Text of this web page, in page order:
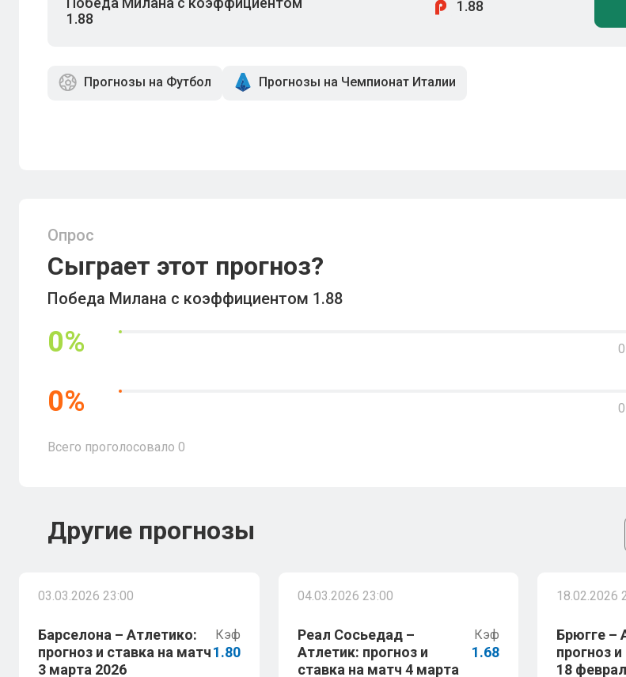
1.88
1.88
Прогнозы на Футбол Прогнозы на Чемпионат Италии
Опрос
Сыграет этот прогноз?
Победа Милана с коэффициентом 1.88
0% 0
0% 0
Всего проголосовало 0
Другие прогнозы
03.03.2026 23:00
Барселона – Атлетико:
прогноз и ставка на матч
3 марта 2026
Кэф
1.80
04.03.2026 23:00
Реал Сосьедад –
Атлетик: прогноз и
ставка на матч 4 марта
Кэф
1.68
18.02.2026
Брюгге –
прогноз
18